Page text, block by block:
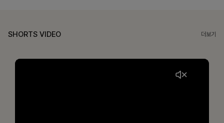
SHORTS VIDEO 더보기